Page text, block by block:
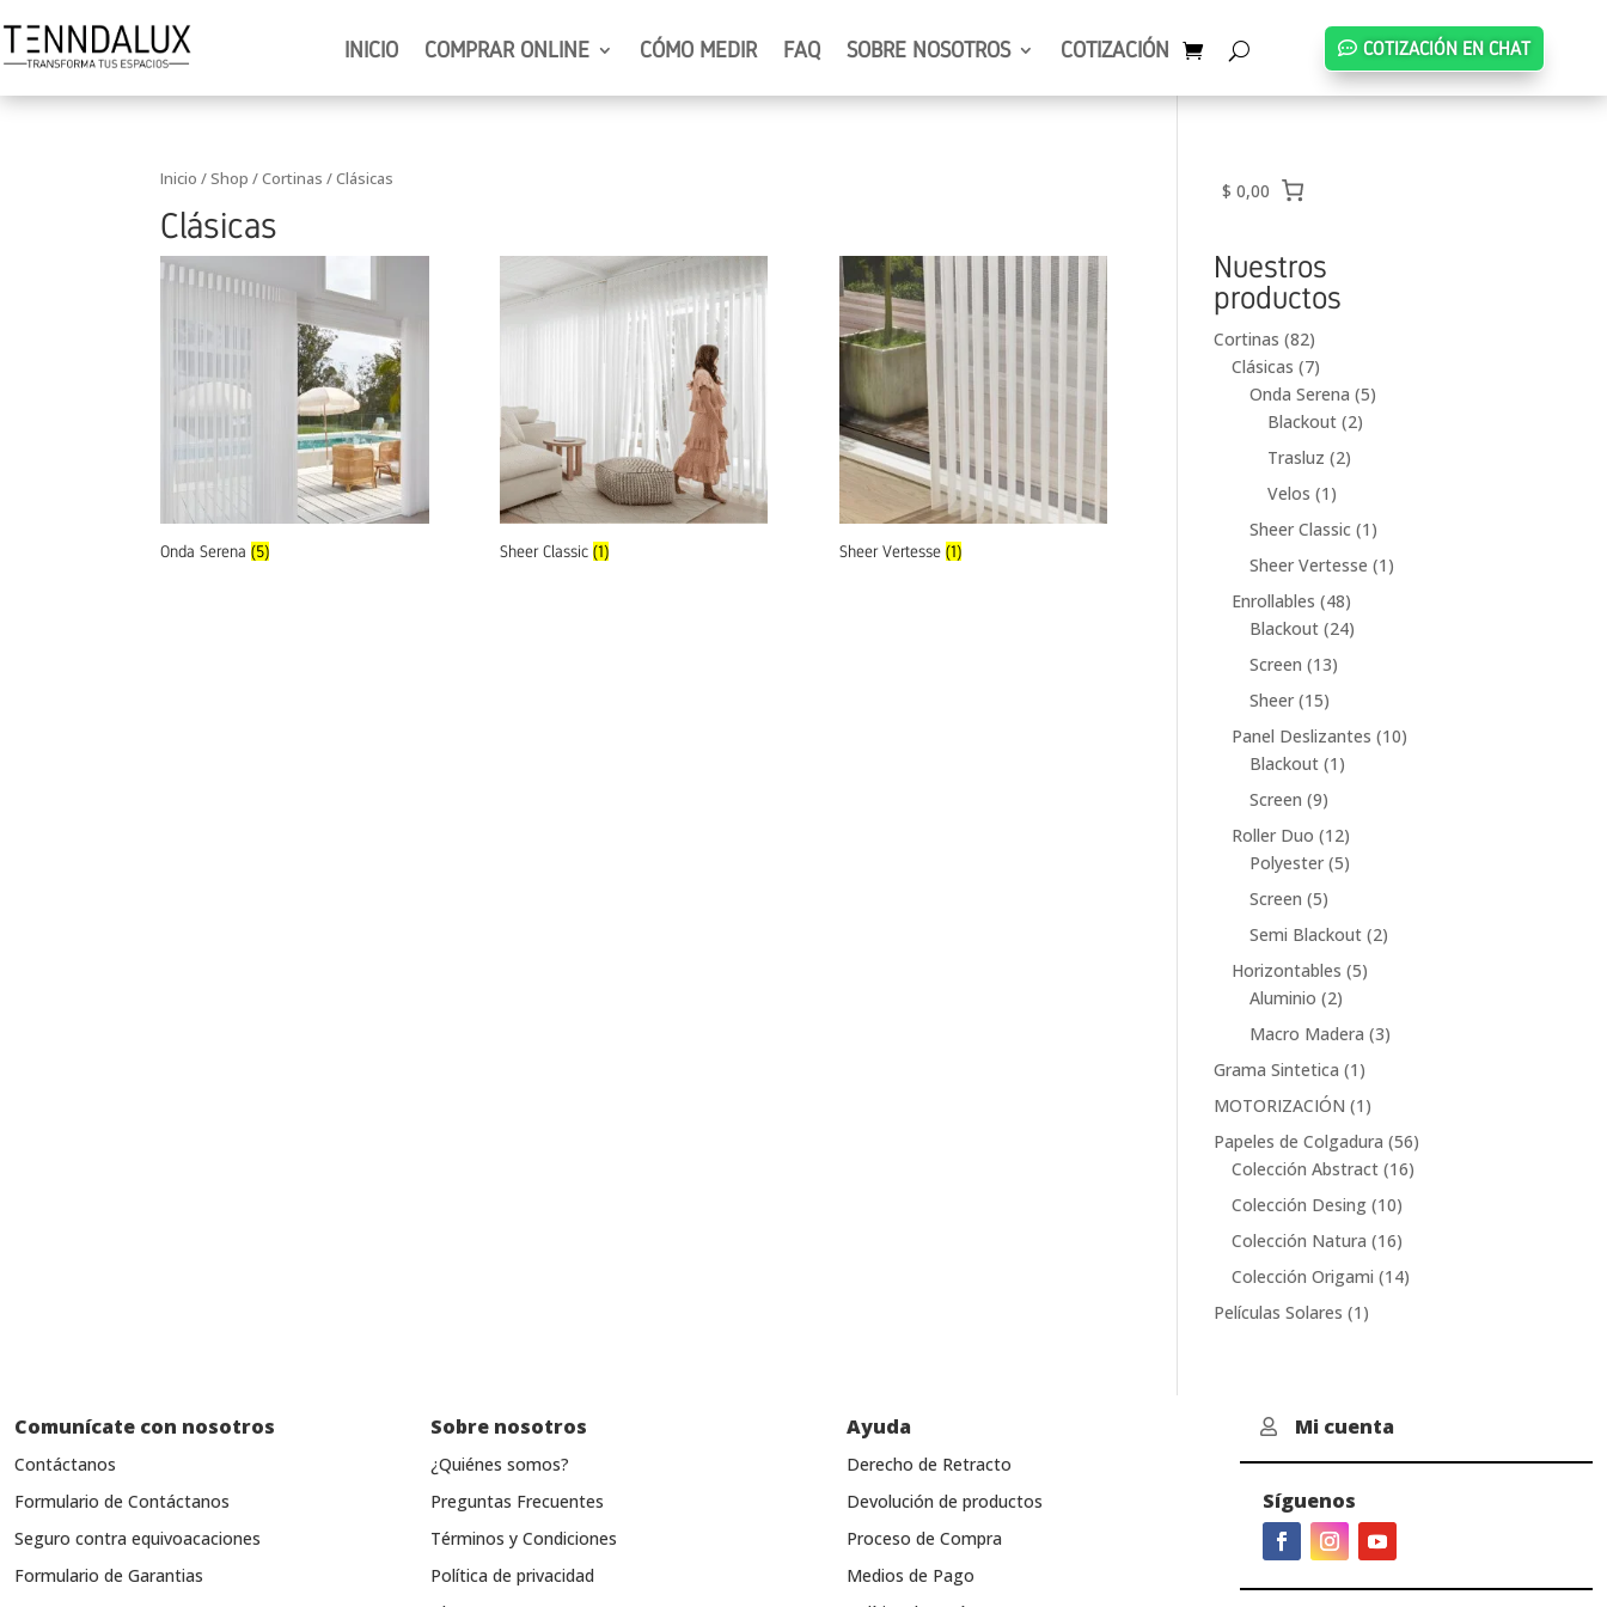
INICIO COMPRAR ONLINE CÓMO MEDIR FAQ SOBRE NOSOTROS COTIZACIÓN COTIZACIÓN EN CHAT
Inicio /Shop /Cortinas / Clásicas
Clásicas
Onda Serena(5) Sheer Classic (1) Sheer Vertesse (1)
$ 0,00
Nuestros
productos
Cortinas 8282
productos
Clásicas 77
productos
Onda Serena 55
Blackout 22
Trasluz 22
Velos 1 1
producto
Sheer Classic 1 1
producto
Sheer Vertesse 1 1
Enrollables 4848
productos
Blackout 2424
Screen 1313
Sheer 1515
productos
Panel Deslizantes 1010
Blackout 1 1
Screen 99
productos
Roller Duo 1212
productos
Polyester 55
Screen 55
productos
Semi Blackout 22
Horizontables 55
Aluminio 22
productos
Macro Madera 33
Grama Sintetica 1 1
producto
MOTORIZACIÓN 1 1
producto
Papeles de Colgadura 5656
productos
Colección Abstract 1616
Colección Desing 1010
productos
Colección Natura 1616
productos
Colección Origami 1414
Películas Solares 1 1
Comunícate con nosotros
Contáctanos
Formulario de Contáctanos
Seguro contra equivoacaciones
Formulario de Garantias
Sobre nosotros
¿Quiénes somos?
Preguntas Frecuentes
Términos y Condiciones
Política de privacidad
Ayuda
Derecho de Retracto
Devolución de productos
Proceso de Compra
Medios de Pago
 Mi cuenta
Síguenos